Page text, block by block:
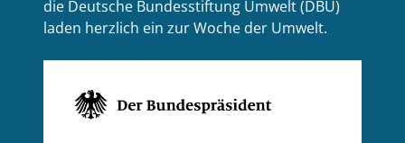
die Deutsche Bundesstiftung Umwelt (DBU)
laden herzlich ein zur Woche der Umwelt.